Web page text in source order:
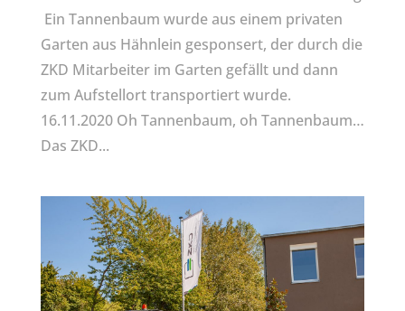
Ein Tannenbaum wurde aus einem privaten
Garten aus Hähnlein gesponsert, der durch die
ZKD Mitarbeiter im Garten gefällt und dann
zum Aufstellort transportiert wurde.
16.11.2020 Oh Tannenbaum, oh Tannenbaum…
Das ZKD...